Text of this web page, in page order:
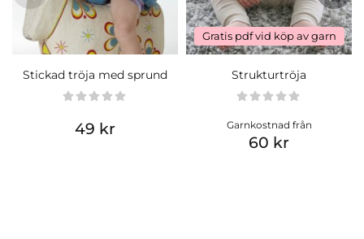
Stickad tröja med sprund
49 kr
Gratis pdf vid köp av garn
Strukturtröja
Garnkostnad från
60 kr